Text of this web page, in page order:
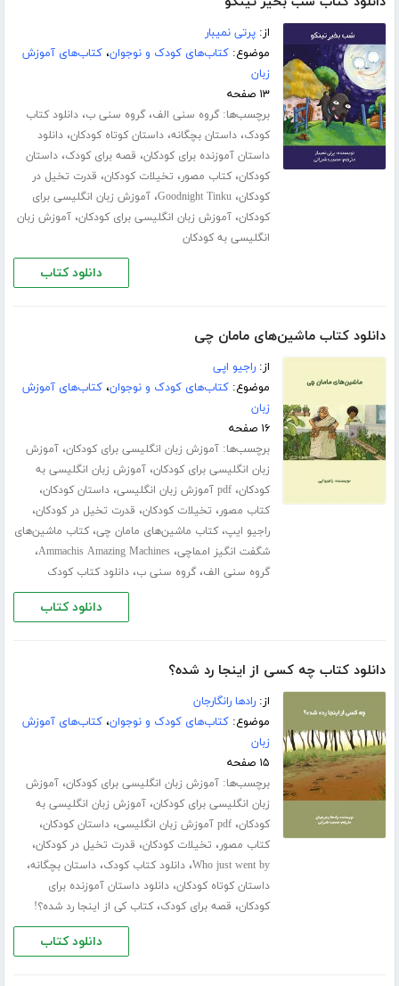
از:پرتی نمیبار
موضوع:کتاب‌های کودک و نوجوان،کتاب‌های آموزش
زبان
۱۳ صفحه
برچسب‌ها:گروه سنی الف،گروه سنی ب،دانلود کتاب
کودک،داستان بچگانه،داستان کوتاه کودکان،دانلود
داستان آموزنده برای کودکان، قصه برای کودک،داستان
کودکان،کتاب مصور، تخیلات کودکان، قدرت تخیل در
کودکان،Goodnight Tinku،آموزش زبان انگلیسی برای
کودکان،آموزش زبان انگلیسی برای کودکان،آموزش زبان
انگلیسی به کودکان
دانلود کتاب
دانلود کتاب ماشین‌های مامان چی
از:راجیو اپی
موضوع:کتاب‌های کودک و نوجوان،کتاب‌های آموزش
زبان
۱۶ صفحه
برچسب‌ها:آموزش زبان انگلیسی برای کودکان،آموزش
زبان انگلیسی برای کودکان،آموزش زبان انگلیسی به
کودکان،pdf آموزش زبان انگلیسی ،داستان کودکان،
کتاب مصور، تخیلات کودکان، قدرت تخیل در کودکان،
راجیو ایپ،کتاب ماشین‌های مامان چی،کتاب ماشین‌های
شگفت انگیز امماچی،Ammachis Amazing Machines،
گروه سنی الف،گروه سنی ب،دانلود کتاب کودک
دانلود کتاب
دانلود کتاب چه کسی از اینجا رد شده؟
از:رادها رانگارجان
موضوع:کتاب‌های کودک و نوجوان،کتاب‌های آموزش
زبان
۱۵ صفحه
برچسب‌ها:آموزش زبان انگلیسی برای کودکان،آموزش
زبان انگلیسی برای کودکان،آموزش زبان انگلیسی به
کودکان،pdf آموزش زبان انگلیسی ،داستان کودکان،
کتاب مصور، تخیلات کودکان، قدرت تخیل در کودکان،
Who just went by،دانلود کتاب کودک،داستان بچگانه،
داستان کوتاه کودکان،دانلود داستان آموزنده برای
کودکان، قصه برای کودک،کتاب کی از اینجا رد شده؟!
دانلود کتاب